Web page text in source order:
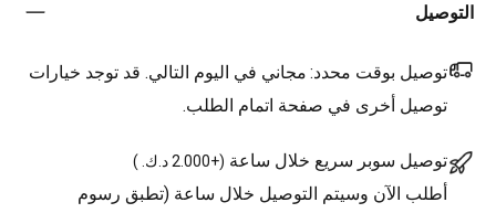
التوصيل
توصيل بوقت محدد: مجاني في اليوم التالي. قد توجد خيارات
توصيل أخرى في صفحة اتمام الطلب.
توصيل سوبر سريع خلال ساعة (+2.000 د.ك. )
أطلب الآن وسيتم التوصيل خلال ساعة (تطبق رسوم